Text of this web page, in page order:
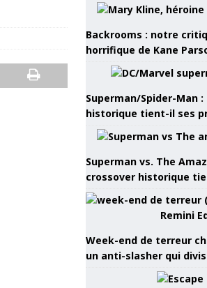
Backrooms : notre
horrifique de Kane
Superman/Spider-Man
historique tient-il ses
Superman vs. The
crossover historique
Week-end de terreur
un anti-slasher qui